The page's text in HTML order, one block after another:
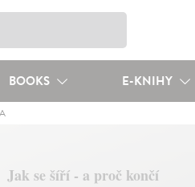
BOOKS E-KNIHY
Jak se šíří - a proč končí